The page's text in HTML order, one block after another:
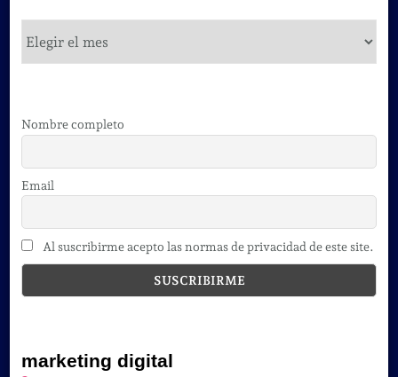
Nombre completo
Email
Al suscribirme acepto las normas de privacidad de este site.
marketing digital